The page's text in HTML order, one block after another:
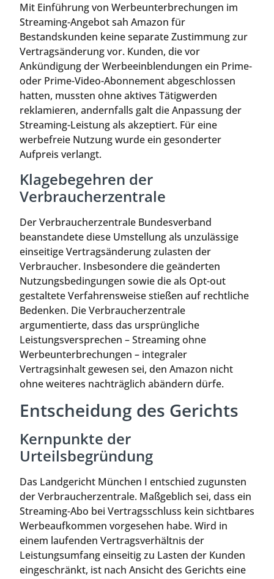
Mit Einführung von Werbeunterbrechungen im
Streaming-Angebot sah Amazon für
Bestandskunden keine separate Zustimmung zur
Vertragsänderung vor. Kunden, die vor
Ankündigung der Werbeeinblendungen ein Prime-
oder Prime-Video-Abonnement abgeschlossen
hatten, mussten ohne aktives Tätigwerden
reklamieren, andernfalls galt die Anpassung der
Streaming-Leistung als akzeptiert. Für eine
werbefreie Nutzung wurde ein gesonderter
Aufpreis verlangt.
Klagebegehren der
Verbraucherzentrale
Der Verbraucherzentrale Bundesverband
beanstandete diese Umstellung als unzulässige
einseitige Vertragsänderung zulasten der
Verbraucher. Insbesondere die geänderten
Nutzungsbedingungen sowie die als Opt-out
gestaltete Verfahrensweise stießen auf rechtliche
Bedenken. Die Verbraucherzentrale
argumentierte, dass das ursprüngliche
Leistungsversprechen – Streaming ohne
Werbeunterbrechungen – integraler
Vertragsinhalt gewesen sei, den Amazon nicht
ohne weiteres nachträglich abändern dürfe.
Entscheidung des Gerichts
Kernpunkte der
Urteilsbegründung
Das Landgericht München I entschied zugunsten
der Verbraucherzentrale. Maßgeblich sei, dass ein
Streaming-Abo bei Vertragsschluss kein sichtbares
Werbeaufkommen vorgesehen habe. Wird in
einem laufenden Vertragsverhältnis der
Leistungsumfang einseitig zu Lasten der Kunden
eingeschränkt, ist nach Ansicht des Gerichts eine